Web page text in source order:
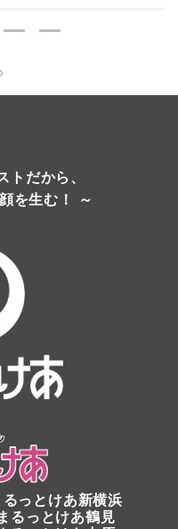
トだから、
を生む！ ～
るっとけあ新横浜
るっとけあ鶴見